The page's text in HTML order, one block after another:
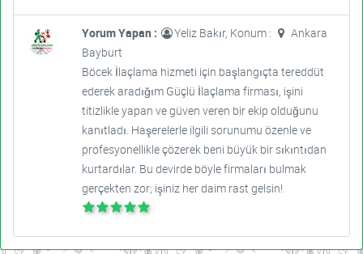
Yorum Yapan : Yeliz Bakır, Konum :
Ankara
Bayburt
Böcek İlaçlama hizmeti için başlangıçta tereddüt
ederek aradığım Güçlü İlaçlama firması, işini
titizlikle yapan ve güven veren bir ekip olduğunu
kanıtladı. Haşerelerle ilgili sorunumu özenle ve
profesyonellikle çözerek beni büyük bir sıkıntıdan
kurtardılar. Bu devirde böyle firmaları bulmak
gerçekten zor; işiniz her daim rast gelsin!